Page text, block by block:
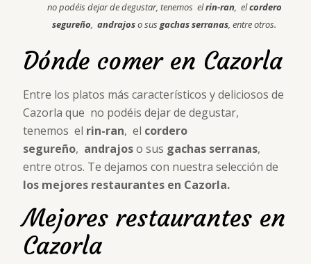
no podéis dejar de degustar, tenemos elrin-ran, elcordero
segureño, andrajoso susgachas serranas, entre otros.
Dónde comer en Cazorla
Entre los platos más característicos y deliciosos de
Cazorla que no podéis dejar de degustar,
tenemos el rin-ran, el cordero
segureño, andrajoso sus gachas serranas,
entre otros. Te dejamos con nuestra selección de
los mejores restaurantes en Cazorla.
Mejores restaurantes en
Cazorla